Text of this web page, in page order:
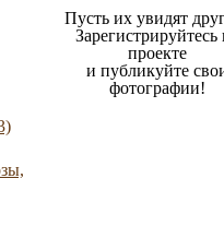
Пусть их увидят
Зарегистрируйтесь
проекте
и публикуйте
фотографии!